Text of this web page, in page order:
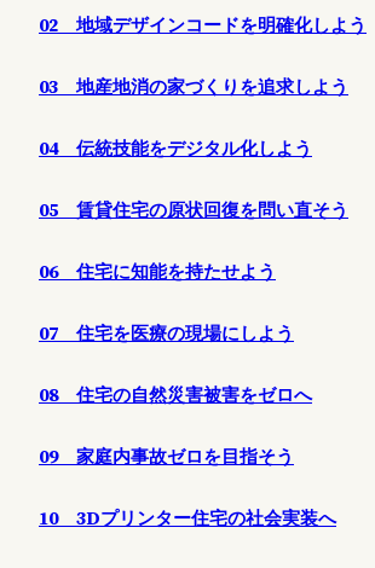
02 地域デザインコードを明確化しよう
03 地産地消の家づくりを追求しよう
04 伝統技能をデジタル化しよう
05 賃貸住宅の原状回復を問い直そう
06 住宅に知能を持たせよう
07 住宅を医療の現場にしよう
08 住宅の自然災害被害をゼロへ
09 家庭内事故ゼロを目指そう
10 3Dプリンター住宅の社会実装へ